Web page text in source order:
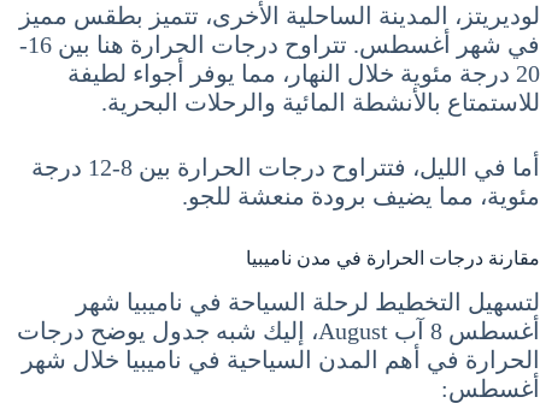
لوديريتز، المدينة الساحلية الأخرى، تتميز بطقس مميز
في شهر أغسطس. تتراوح درجات الحرارة هنا بين 16-
20 درجة مئوية خلال النهار، مما يوفر أجواء لطيفة
للاستمتاع بالأنشطة المائية والرحلات البحرية.
أما في الليل، فتتراوح درجات الحرارة بين 8-12 درجة
مئوية، مما يضيف برودة منعشة للجو.
مقارنة درجات الحرارة في مدن ناميبيا
لتسهيل التخطيط لرحلة السياحة في ناميبيا شهر
أغسطس 8 آب August، إليك شبه جدول يوضح درجات
الحرارة في أهم المدن السياحية في ناميبيا خلال شهر
أغسطس: